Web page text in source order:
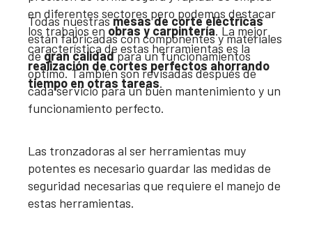
en diferentes sectores pero podemos destacar
los trabajos enobras y carpintería. La mejor
característica de estas herramientas es la
realización de cortes perfectos ahorrando
tiempo en otras tareas.
Todas nuestrasmesas de corte eléctricas
están fabricadas con componentes y materiales
degran calidadpara un funcionamientos
optimo. También son revisadas después de
cada servicio para un buen mantenimiento y un
funcionamiento perfecto.
Las tronzadoras al ser herramientas muy
potentes es necesario guardar las medidas de
seguridad necesarias que requiere el manejo de
estas herramientas.